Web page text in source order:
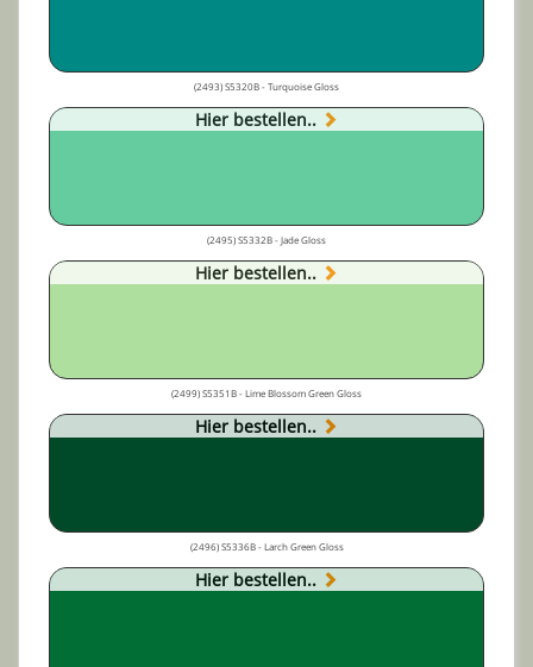
(2493) S5320B - Turquoise Gloss
Hier bestellen..
(2495) S5332B - Jade Gloss
Hier bestellen..
(2499) S5351B - Lime Blossom Green Gloss
Hier bestellen..
(2496) S5336B - Larch Green Gloss
Hier bestellen..